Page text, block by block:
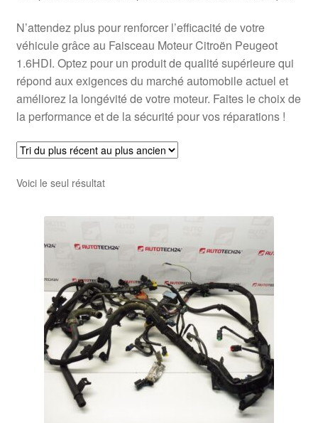
Procédure de Réclamation
Termes et conditions
N’attendez plus pour renforcer l’efficacité de votre
véhicule grâce au Faisceau Moteur Citroën Peugeot
1.6HDI. Optez pour un produit de qualité supérieure qui
répond aux exigences du marché automobile actuel et
améliorez la longévité de votre moteur. Faites le choix de
la performance et de la sécurité pour vos réparations !
Voici le seul résultat